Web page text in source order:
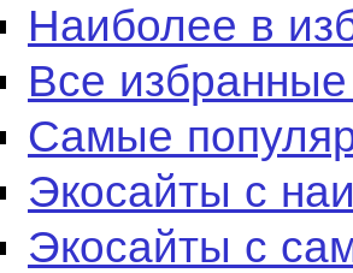
Наиболее в
Все
Самые
Экосайты с
Экосайты с